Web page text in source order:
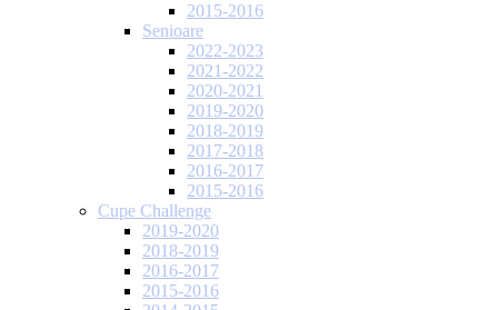
2015-2016
Senioare
2022-2023
2021-2022
2020-2021
2019-2020
2018-2019
2017-2018
2016-2017
2015-2016
Cupe Challenge
2019-2020
2018-2019
2016-2017
2015-2016